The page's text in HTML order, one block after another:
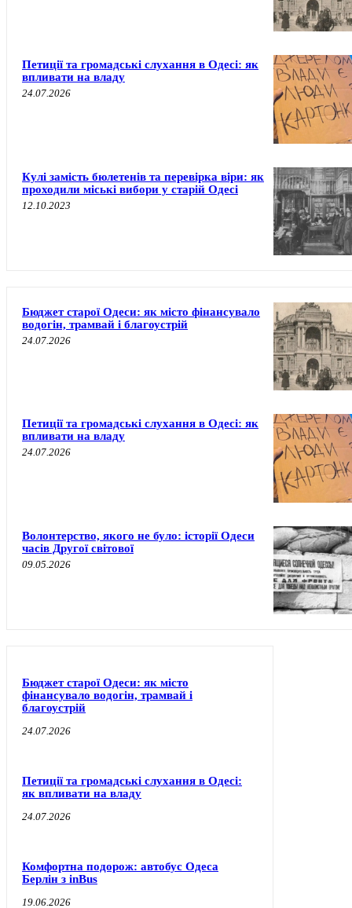
Петиції та громадські слухання в Одесі: як
впливати на владу
24.07.2026
Кулі замість бюлетенів та перевірка віри: як
проходили міські вибори у старій Одесі
12.10.2023
Бюджет старої Одеси: як місто фінансувало
водогін, трамвай і благоустрій
24.07.2026
Петиції та громадські слухання в Одесі: як
впливати на владу
24.07.2026
Волонтерство, якого не було: історії Одеси
часів Другої світової
09.05.2026
Бюджет старої Одеси: як місто
фінансувало водогін, трамвай і
благоустрій
24.07.2026
Петиції та громадські слухання в Одесі:
як впливати на владу
24.07.2026
Комфортна подорож: автобус Одеса
Берлін з inBus
19.06.2026